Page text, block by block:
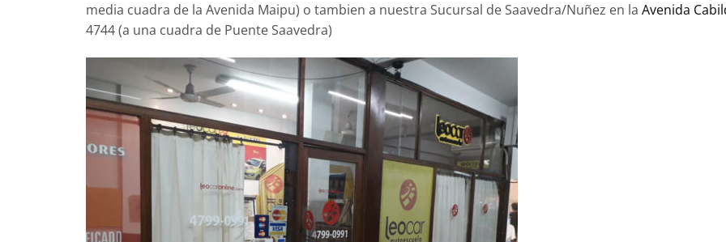
media cuadra de la Avenida Maipu) o tambien a nuestra Sucursal de Saavedra/Nuñez en la Avenida
4744 (a una cuadra de Puente Saavedra)